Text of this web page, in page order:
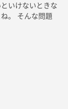
いけないときな
。 そんな問題